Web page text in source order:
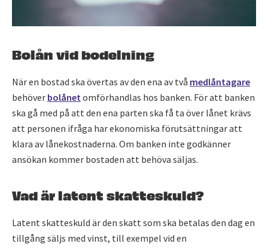
Bolån vid bodelning
När en bostad ska övertas av den ena av två medlåntagare
behöver bolånetomförhandlas hos banken. För att banken
ska gå med på att den ena parten ska få ta över lånet krävs
att personen ifråga har ekonomiska förutsättningar att
klara av lånekostnaderna. Om banken inte godkänner
ansökan kommer bostaden att behöva säljas.
Vad är latent skatteskuld?
Latent skatteskuld är den skatt som ska betalas den dag en
tillgång säljs med vinst, till exempel vid en